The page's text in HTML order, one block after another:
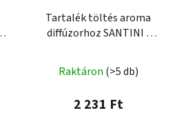
Tartalék töltés aroma
diffúzorhoz SANTINI -
Raktáron (>5 db)
2 231 Ft